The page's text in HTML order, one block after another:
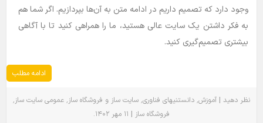
وجود دارد که تصمیم داریم در ادامه متن به آن‌ها بپردازیم. اگر شما هم
به فکر داشتن یک سایت عالی هستید، ما را همراهی کنید تا با آگاهی
بیشتری تصمیم‌گیری کنید.
ادامه مطلب
نظر دهید | آموزش٬ دانستنیهای فناوری٬ سایت ساز و فروشگاه ساز٬ عمومی سایت ساز٬
فروشگاه ساز | ۱۱ مهر ۱۴۰۲ .